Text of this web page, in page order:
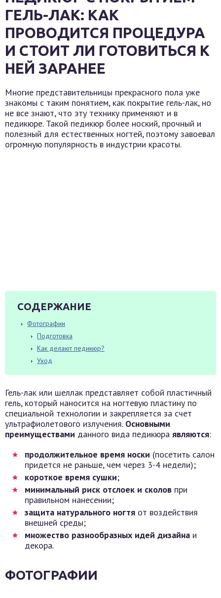
ГЕЛЬ-ЛАК: КАК
ПРОВОДИТСЯ ПРОЦЕДУРА
И СТОИТ ЛИ ГОТОВИТЬСЯ К
НЕЙ ЗАРАНЕЕ
Многие представительницы прекрасного пола уже
знакомы с таким понятием, как покрытие гель-лак, но
не все знают, что эту технику применяют и в
педикюре. Такой педикюр более ноский, прочный и
полезный для естественных ногтей, поэтому завоевал
огромную популярность в индустрии красоты.
СОДЕРЖАНИЕ
Фотографии
Подготовка
Как делают педикюр?
Уход
Гель-лак или шеллак представляет собой пластичный
гель, который наносится на ногтевую пластину по
специальной технологии и закрепляется за счет
ультрафиолетового излучения. Основными
преимуществами данного вида педикюра являются:
продолжительное время носки (посетить салон
придется не раньше, чем через 3-4 недели);
короткое время сушки;
минимальный риск отслоек и сколов при
правильном нанесении;
защита натурального ногтя от воздействия
внешней среды;
множество разнообразных идей дизайна и
декора.
ФОТОГРАФИИ